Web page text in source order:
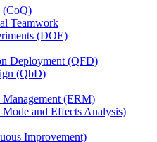
(CoQ)
Teamwork
(DOE)
Deployment (QFD)
(QbD)
Management (ERM)
and Effects Analysis)
Improvement)